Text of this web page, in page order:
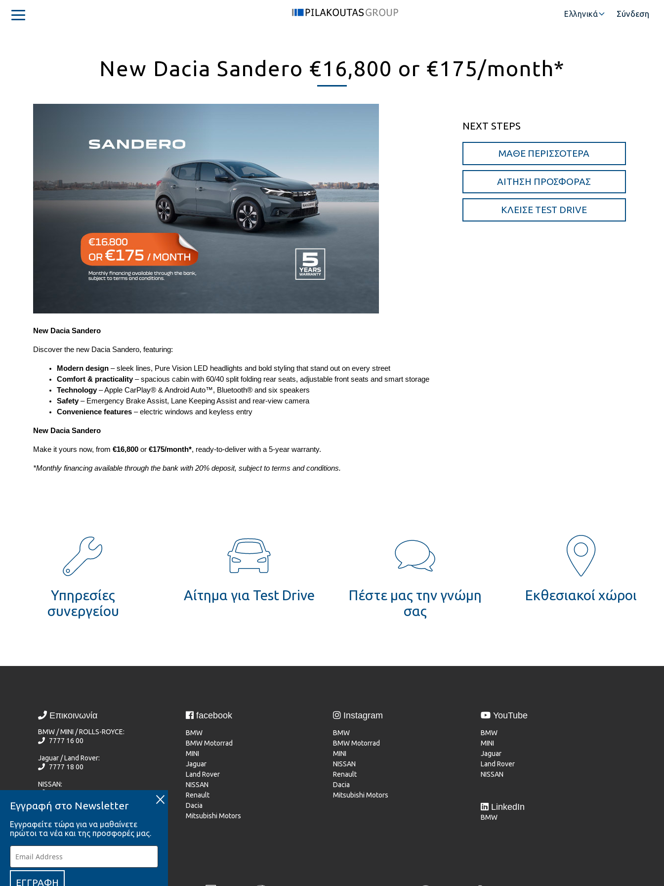
Πηλακούτα
Νέα
&
εκδηλώσεις
Εμπορικά
αυτοκίνητα
Εταιρική
Ελληνικά Σύνδεση
New Dacia Sandero €16,800 or €175/month*
NEXT STEPS
ΜΆΘΕ ΠΕΡΙΣΣΌΤΕΡΑ
ΑΊΤΗΣΗ ΠΡΟΣΦΟΡΆΣ
ΚΛΕΊΣΕ TEST DRIVE
New Dacia Sandero
Discover the new Dacia Sandero, featuring:
Modern design – sleek lines, Pure Vision LED headlights and bold styling that stand out on every street
Comfort & practicality – spacious cabin with 60/40 split folding rear seats, adjustable front seats and smart storage
Technology – Apple CarPlay® & Android Auto™, Bluetooth® and six speakers
Safety – Emergency Brake Assist, Lane Keeping Assist and rear-view camera
Convenience features – electric windows and keyless entry
New Dacia Sandero
Make it yours now, from€16,800 or€175/month*, ready-to-deliver with a 5-year warranty.
*Monthly financing available through the bank with 20% deposit, subject to terms and conditions.
Εγγραφή στο Newsletter
Εγγραφείτε τώρα για να μαθαίνετε
πρώτοι τα νέα και της προσφορές μας.
ΕΓΓΡΑΦΗ
Υπηρεσίες
συνεργείου
Αίτημα για Test Drive
Πέστε μας την γνώμη
σας
Εκθεσιακοί χώροι
Επικοινωνία
BMW / MINI / ROLLS-ROYCE:
7777 16 00
Jaguar / Land Rover:
7777 18 00
NISSAN:
Renault / Dacia / Mitsubishi Motors:
7777 33 44
Γίνε μέλος του Ομίλου Πηλακούτα
facebook
BMW
BMW Motorrad
MINI
Jaguar
Land Rover
NISSAN
Renault
Dacia
Mitsubishi Motors
Instagram
BMW
BMW Motorrad
MINI
NISSAN
Renault
Dacia
Mitsubishi Motors
YouTube
BMW
MINI
Jaguar
Land Rover
NISSAN
LinkedIn
BMW